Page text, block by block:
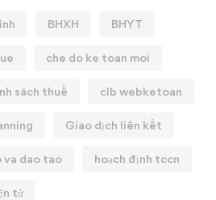
BHXH BHYT
che do ke toan moi
sách thuế clb webketoan
Giao dịch liên kết
va dao tao hoạch định tccn
tử